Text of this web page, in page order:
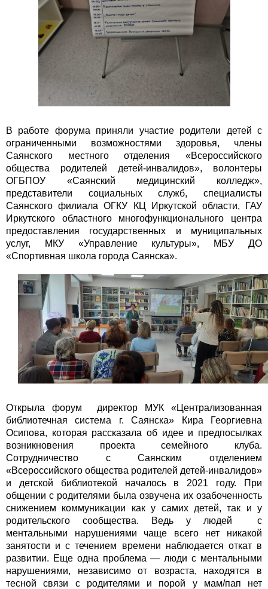
В работе форума приняли участие родители детей с
ограниченными возможностями здоровья, члены
Саянского местного отделения «Всероссийского
общества родителей детей-инвалидов», волонтеры
ОГБПОУ «Саянский медицинский колледж»,
представители социальных служб, специалисты
Саянского филиала ОГКУ КЦ Иркутской области, ГАУ
Иркутского областного многофункционального центра
предоставления государственных и муниципальных
услуг, МКУ «Управление культуры», МБУ ДО
«Спортивная школа города Саянска».
Открыла форум директор МУК «Централизованная
библиотечная система г. Саянска» Кира Георгиевна
Осипова, которая рассказала об идее и предпосылках
возникновения проекта семейного клуба.
Сотрудничество с Саянским отделением
«Всероссийского общества родителей детей-инвалидов»
и детской библиотекой началось в 2021 году. При
общении с родителями была озвучена их озабоченность
снижением коммуникации как у самих детей, так и у
родительского сообщества. Ведь у людей с
ментальными нарушениями чаще всего нет никакой
занятости и с течением времени наблюдается откат в
развитии. Еще одна проблема — люди с ментальными
нарушениями, независимо от возраста, находятся в
тесной связи с родителями и порой у мам/пап нет